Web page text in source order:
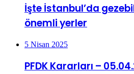
İşte İstanbul’da
önemli yerler
5 Nisan 2025
PFDK Kararları –